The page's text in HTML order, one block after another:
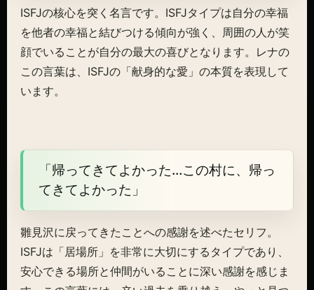
ISFJの核心を突く名言です。ISFJタイプは自分の幸福
を他者の幸福と結びつける傾向が強く、周囲の人が笑
顔でいることが自分の最大の喜びとなります。レナの
この言葉は、ISFJの「献身的な愛」の本質を表現して
います。
「帰ってきてよかった…この村に、帰っ
てきてよかった」
雛見沢に戻ってきたことへの感謝を述べたセリフ。
ISFJは「居場所」を非常に大切にするタイプであり、
安心できる場所と仲間がいることに深い感謝を感じま